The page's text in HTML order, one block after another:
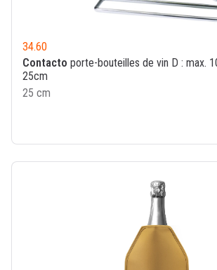
34.60
Contacto porte-bouteilles de vin D : max.
25cm
25 cm